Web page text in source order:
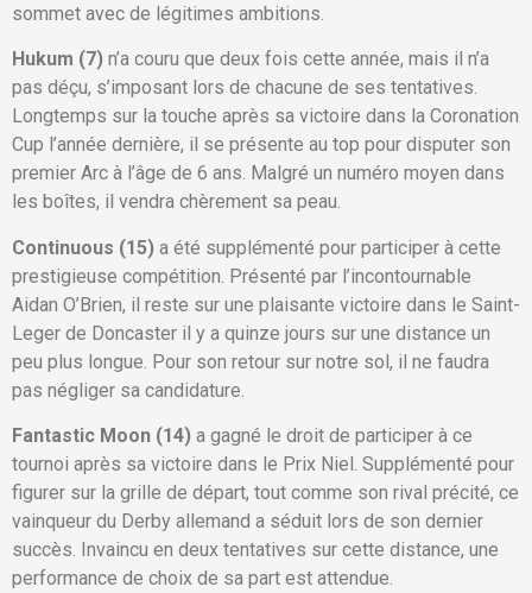
sommet avec de légitimes ambitions.
Hukum (7) n’a couru que deux fois cette année, mais il n’a
pas déçu, s’imposant lors de chacune de ses tentatives.
Longtemps sur la touche après sa victoire dans la Coronation
Cup l’année dernière, il se présente au top pour disputer son
premier Arc à l’âge de 6 ans. Malgré un numéro moyen dans
les boîtes, il vendra chèrement sa peau.
Continuous (15) a été supplémenté pour participer à cette
prestigieuse compétition. Présenté par l’incontournable
Aidan O’Brien, il reste sur une plaisante victoire dans le Saint-
Leger de Doncaster il y a quinze jours sur une distance un
peu plus longue. Pour son retour sur notre sol, il ne faudra
pas négliger sa candidature.
Fantastic Moon (14) a gagné le droit de participer à ce
tournoi après sa victoire dans le Prix Niel. Supplémenté pour
figurer sur la grille de départ, tout comme son rival précité, ce
vainqueur du Derby allemand a séduit lors de son dernier
succès. Invaincu en deux tentatives sur cette distance, une
performance de choix de sa part est attendue.